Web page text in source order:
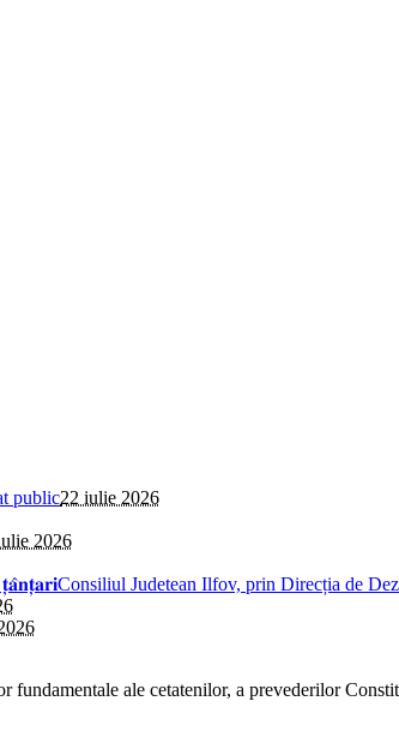
public22 iulie 2026
2026
𝐭̦𝐚̂𝐧𝐭̦𝐚𝐫𝐢Consiliul Judetean Ilfov, prin Direcția
ale cetatenilor, a prevederilor